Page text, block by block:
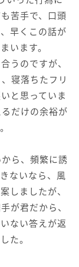
苦手で、口頭
早くこの話が
います。
うのですが、
寝落ちたフリ
と思っていま
だけの余裕が
ら、頻繁に誘
ないなら、風
しましたが、
が君だから、
ない答えが返
た。